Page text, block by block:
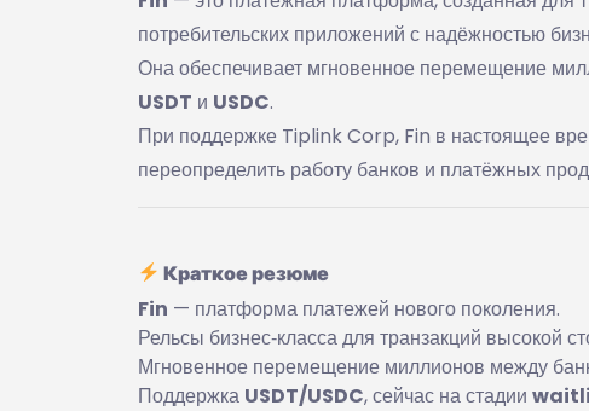
потребительских приложений с надёжностью
Она обеспечивает мгновенное перемещение
USDT и USDC.
При поддержке Tiplink Corp, Fin в настоящее
переопределить работу банков и платёжных
Краткое резюме
Fin — платформа платежей нового поколения.
Рельсы бизнес‑класса для транзакций высокой
Мгновенное перемещение миллионов между
Поддержка USDT/USDC, сейчас на стадии